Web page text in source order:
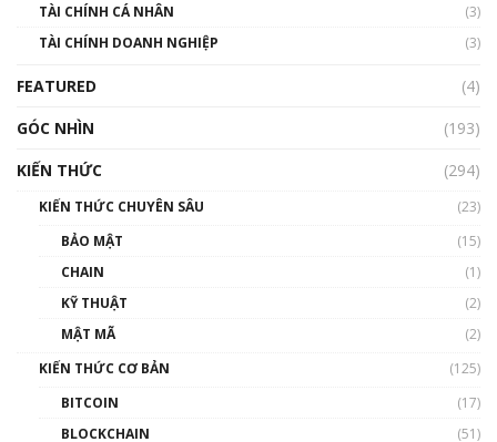
Nhìn lại năm 2022: Những sự kiện ảnh hưởng
đến hệ sinh thái tiền mã hoá | Phổ cập
00:43:47
TÀI CHÍNH CÁ NHÂN
(3)
TÀI CHÍNH DOANH NGHIỆP
(3)
FEATURED
(4)
GÓC NHÌN
(193)
KIẾN THỨC
(294)
KIẾN THỨC CHUYÊN SÂU
(23)
BẢO MẬT
(15)
CHAIN
(1)
KỸ THUẬT
(2)
MẬT MÃ
(2)
KIẾN THỨC CƠ BẢN
(125)
BITCOIN
(17)
BLOCKCHAIN
(51)